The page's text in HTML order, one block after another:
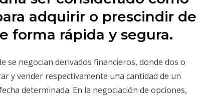
adquirir o prescindir de
forma rápida y segura.
se negocian derivados financieros, donde dos o
y vender respectivamente una cantidad de un
determinada. En la negociación de opciones,